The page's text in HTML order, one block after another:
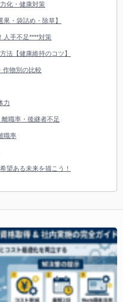
化・健康対策
・袋詰め・除草】
人手不足****対策
法【健康維持のコツ】
作物別の比較
力
職率・後継者不足
職率
望ある未来を描こう！